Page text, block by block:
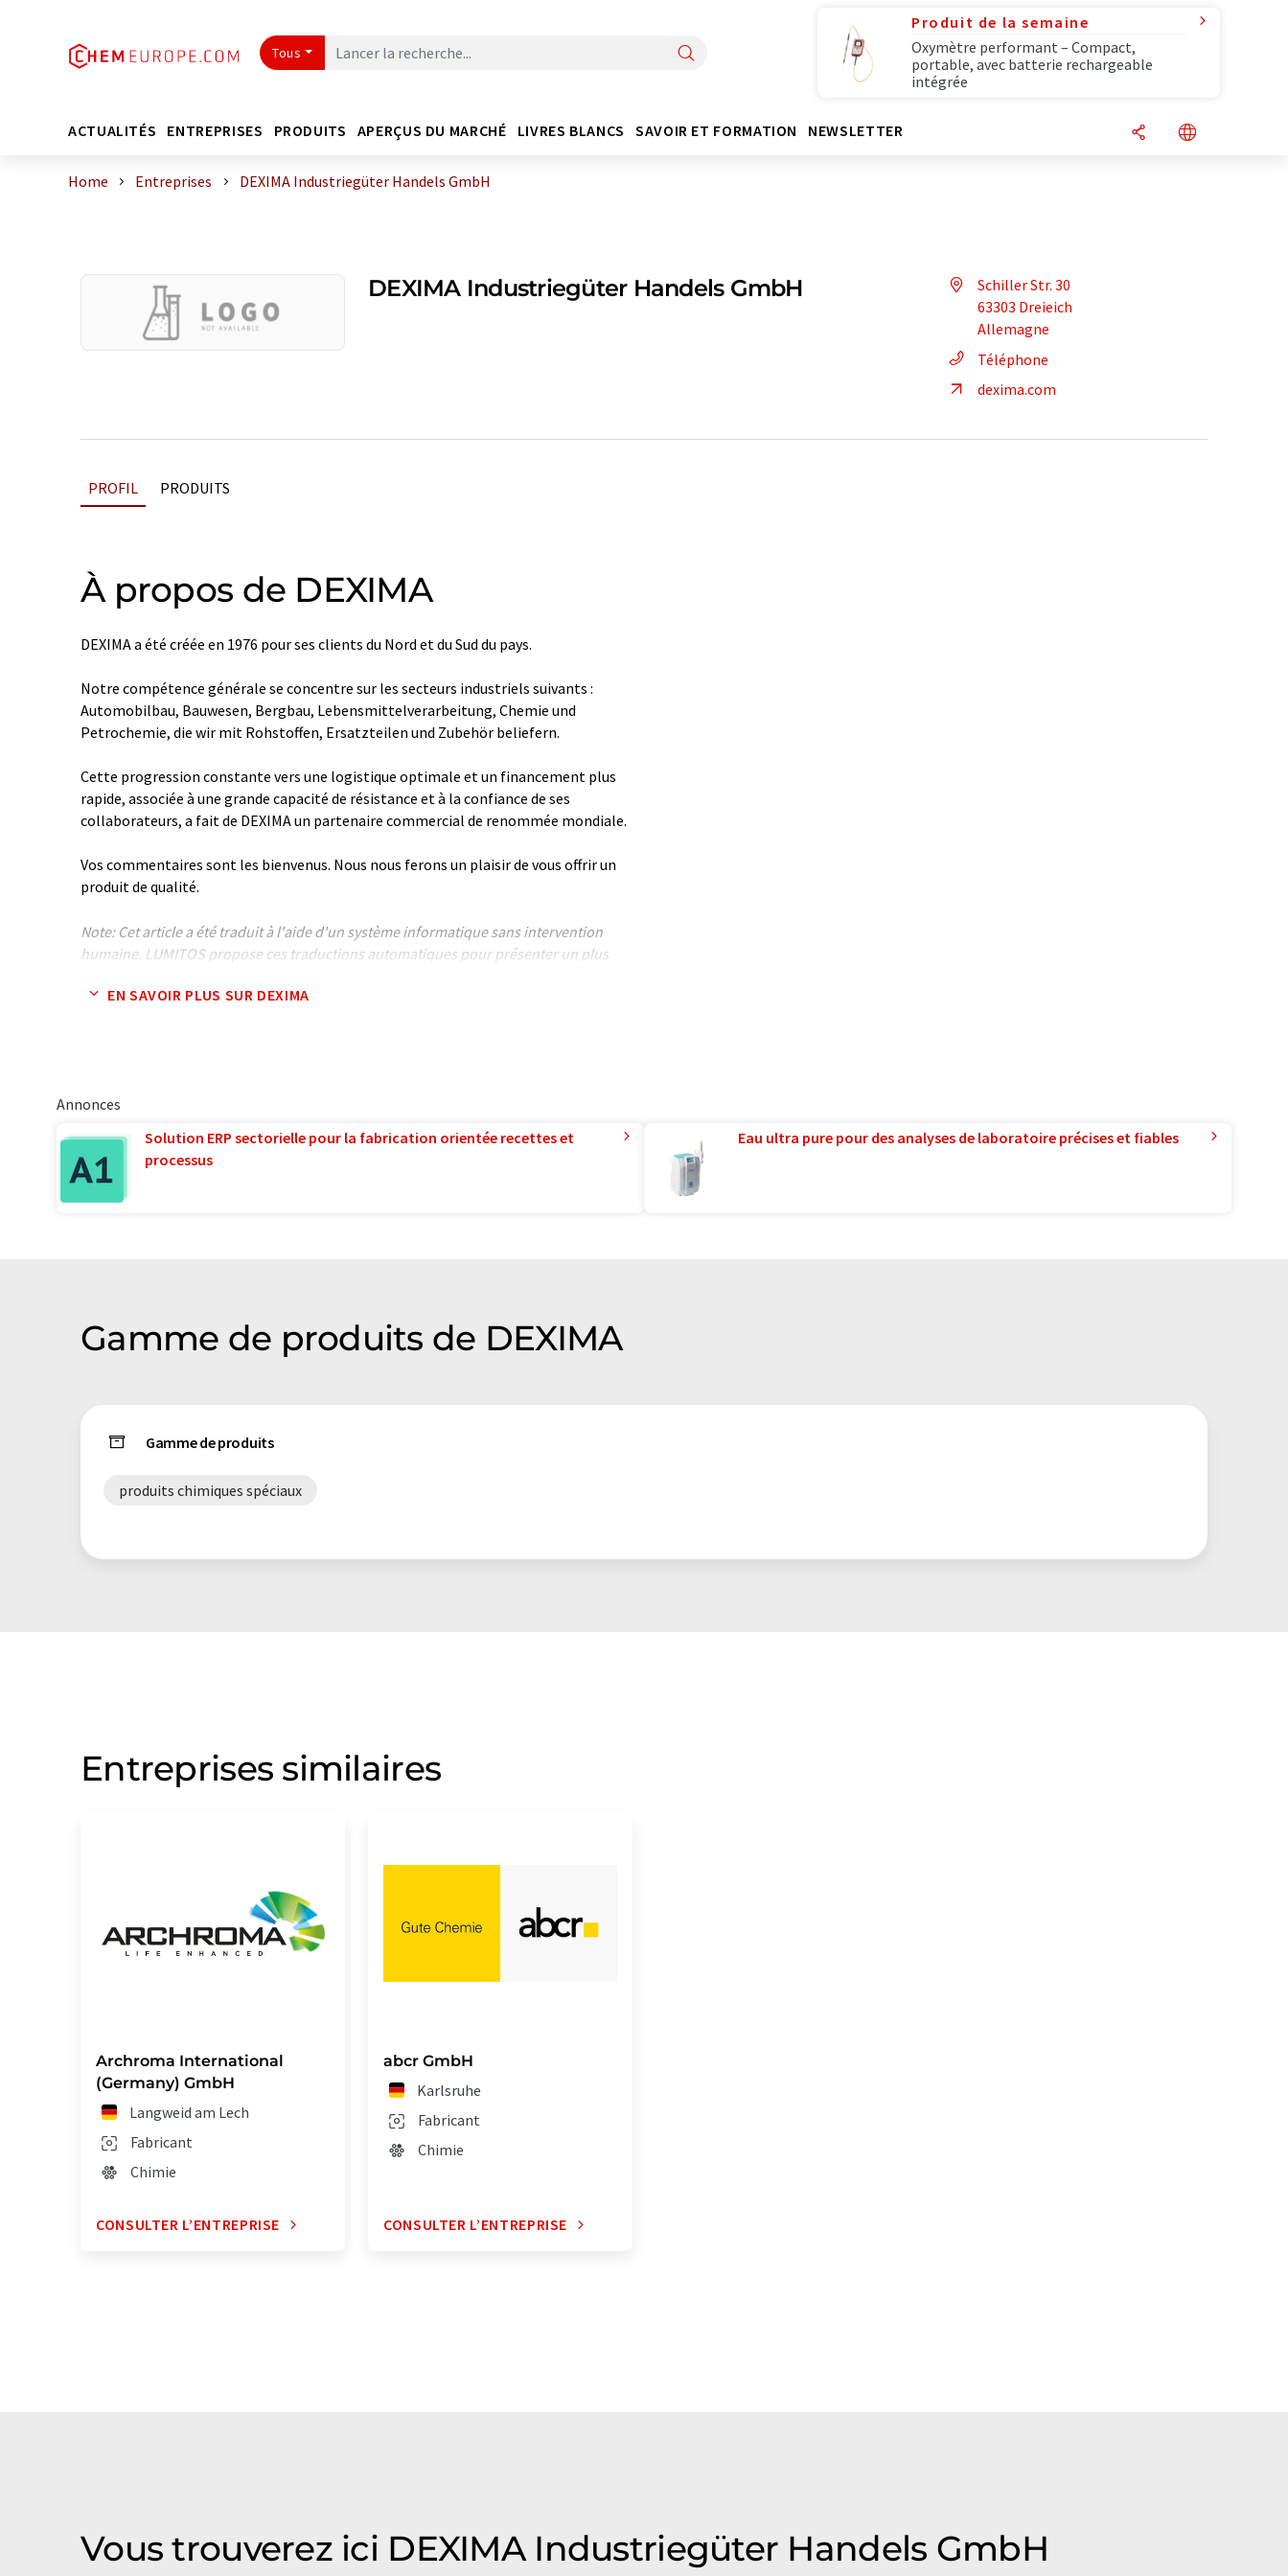
Tous
Produit de la semaine
Oxymètre performant – Compact,
portable, avec batterie rechargeable
intégrée
ACTUALITÉS ENTREPRISES PRODUITS APERÇUS DU MARCHÉ LIVRES BLANCS SAVOIR ET FORMATION NEWSLETTER
Home Entreprises DEXIMA Industriegüter Handels GmbH
DEXIMA Industriegüter Handels GmbH
Schiller Str. 30
63303 Dreieich
Allemagne
Téléphone
dexima.com
PROFIL PRODUITS
À propos de DEXIMA
DEXIMA a été créée en 1976 pour ses clients du Nord et du Sud du pays.
Notre compétence générale se concentre sur les secteurs industriels suivants :
Automobilbau, Bauwesen, Bergbau, Lebensmittelverarbeitung, Chemie und
Petrochemie, die wir mit Rohstoffen, Ersatzteilen und Zubehör beliefern.
Cette progression constante vers une logistique optimale et un financement plus
rapide, associée à une grande capacité de résistance et à la confiance de ses
collaborateurs, a fait de DEXIMA un partenaire commercial de renommée mondiale.
Vos commentaires sont les bienvenus. Nous nous ferons un plaisir de vous offrir un
produit de qualité.
Note: Cet article a été traduit à l'aide d'un système informatique sans intervention
humaine. LUMITOS propose ces traductions automatiques pour présenter un plus
traduction automatique, il est possible qu'il contienne des erreurs de vocabulaire, de
EN SAVOIR PLUS SUR DEXIMA
Annonces
Solution ERP sectorielle pour la fabrication orientée recettes et
processus
Eau ultra pure pour des analyses de laboratoire précises et fiables
Gamme de produits de DEXIMA
Gamme de produits
produits chimiques spéciaux
Entreprises similaires
Archroma International
(Germany) GmbH
Langweid am Lech
Fabricant
Chimie
CONSULTER L’ENTREPRISE
abcr GmbH
Karlsruhe
Fabricant
Chimie
CONSULTER L’ENTREPRISE
Vous trouverez ici DEXIMA Industriegüter Handels GmbH